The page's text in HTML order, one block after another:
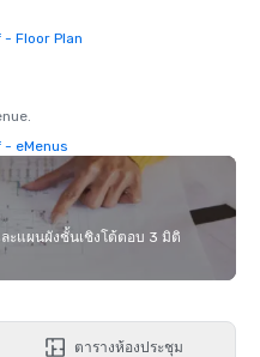
Floor Plan
eMenus
ะแผนผังชั้นเชิงโต้ตอบ 3 มิติ
ตารางห้องประชุม